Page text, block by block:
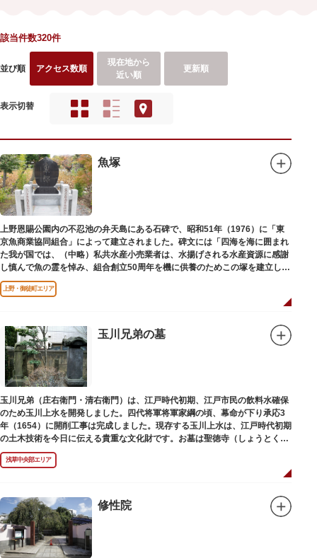
該当件数320件
並び順 アクセス数順
現在地から
近い順
更新順
表示切替
魚塚
上野恩賜公園内の不忍池の弁天島にある石碑で、昭和51年（1976）に「東
京魚商業協同組合」によって建立されました。碑文には「四海を海に囲まれ
た我が国では、（中略）私共水産小売業者は、水揚げされる水産資源に感謝
し慎んで魚の霊を悼み、組合創立50周年を機に供養のためこの塚を建立しま
す」とあります。
上野・御徒町エリア
玉川兄弟の墓
玉川兄弟（庄右衛門・清右衛門）は、江戸時代初期、江戸市民の飲料水確保
のため玉川上水を開発しました。四代将軍将軍家綱の頃、幕命が下り承応3
年（1654）に開削工事は完成しました。現存する玉川上水は、江戸時代初期
の土木技術を今日に伝える貴重な文化財です。お墓は聖徳寺（しょうとく
じ）にあります。
浅草中央部エリア
修性院